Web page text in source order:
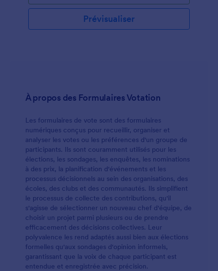
Prévisualiser
À propos des Formulaires Votation
Les formulaires de vote sont des formulaires
numériques conçus pour recueillir, organiser et
analyser les votes ou les préférences d'un groupe de
participants. Ils sont couramment utilisés pour les
élections, les sondages, les enquêtes, les nominations
à des prix, la planification d'événements et les
processus décisionnels au sein des organisations, des
écoles, des clubs et des communautés. Ils simplifient
le processus de collecte des contributions, qu'il
s'agisse de sélectionner un nouveau chef d'équipe, de
choisir un projet parmi plusieurs ou de prendre
efficacement des décisions collectives. Leur
polyvalence les rend adaptés aussi bien aux élections
formelles qu'aux sondages d'opinion informels,
garantissant que la voix de chaque participant est
entendue et enregistrée avec précision.